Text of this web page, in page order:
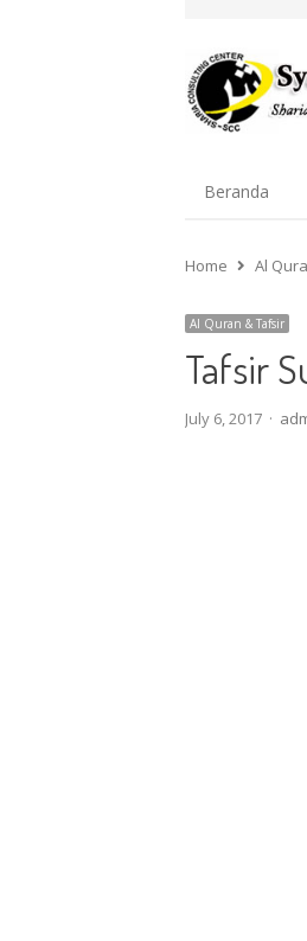
Beranda
Home
Al
Al Quran & Tafsir
Tafsir
July 6, 2017